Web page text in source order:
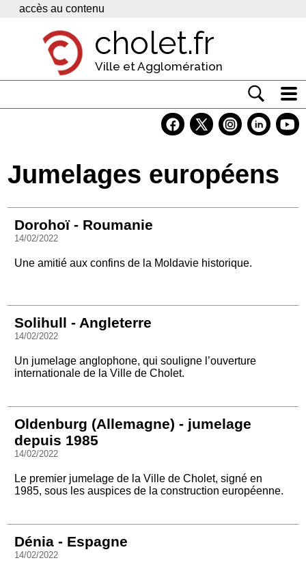
Panneau de gestion des cookies
accès au contenu
cholet.fr
Ville et Agglomération
Economie
Services
Contacts
Jumelages européens
Dorohoï - Roumanie
14/02/2022
Une amitié aux confins de la Moldavie historique.
Solihull - Angleterre
14/02/2022
Un jumelage anglophone, qui souligne l’ouverture
internationale de la Ville de Cholet.
Oldenburg (Allemagne) - jumelage
depuis 1985
14/02/2022
Le premier jumelage de la Ville de Cholet, signé en
1985, sous les auspices de la construction européenne.
Dénia - Espagne
14/02/2022